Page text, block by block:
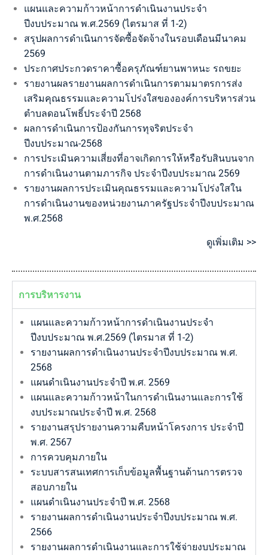
แผนและความก้าวหน้าการดำเนินงานประจำ
ปีงบประมาณ พ.ศ.2569 (ไตรมาส ที่ 1-2)
สรุปผลการดำเนินการจัดซื้อจัดจ้างในรอบเดือนมีนาคม
2569
ประกาศประกวดราคาซื้อครุภัณฑ์ยานพาหนะ รถขยะ
รายงานผลรายงานผลการดำเนินการตามมาตรการส่ง
เสริมคุณธรรมและความโปร่งใสขององค์การบริหารส่วน
ตำบลดอนโพธิ์ประจำปี 2568
ผลการดำเนินการป้องกันการทุจริตประจำ
ปีงบประมาณ-2568
การประเมินความเสี่ยงที่อาจเกิดการให้หรือรับสินบนจาก
การดำเนินงานตามภารกิจ ประจำปีงบประมาณ 2569
รายงานผลการประเมินคุณธรรมและความโปร่งใสใน
การดำเนินงานของหน่วยงานภาครัฐประจำปีงบประมาณ
พ.ศ.2568
ดูเพิ่มเติม >>
การบริหารงาน
แผนและความก้าวหน้าการดำเนินงานประจำ
ปีงบประมาณ พ.ศ.2569 (ไตรมาส ที่ 1-2)
รายงานผลการดำเนินงานประจำปีงบประมาณ พ.ศ.
2568
แผนดำเนินงานประจำปี พ.ศ. 2569
แผนและความก้าวหน้าในการดำเนินงานและการใช้
งบประมาณประจำปี พ.ศ. 2568
รายงานสรุปรายงานความคืบหน้าโครงการ ประจำปี
พ.ศ. 2567
การควบคุมภายใน
ระบบสารสนเทศการเก็บข้อมูลพื้นฐานด้านการตรวจ
สอบภายใน
แผนดำเนินงานประจำปี พ.ศ. 2568
รายงานผลการดำเนินงานประจำปีงบประมาณ พ.ศ.
2566
รายงานผลการดำเนินงานและการใช้จ่ายงบประมาณ